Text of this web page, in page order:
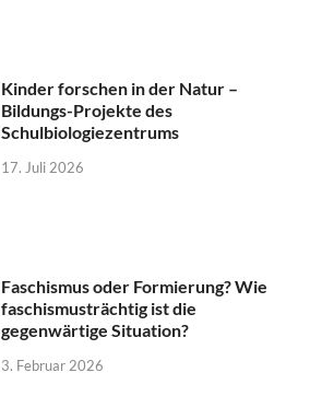
Kinder forschen in der Natur –
Bildungs-Projekte des
Schulbiologiezentrums
17. Juli 2026
Faschismus oder Formierung? Wie
faschismusträchtig ist die
gegenwärtige Situation?
3. Februar 2026